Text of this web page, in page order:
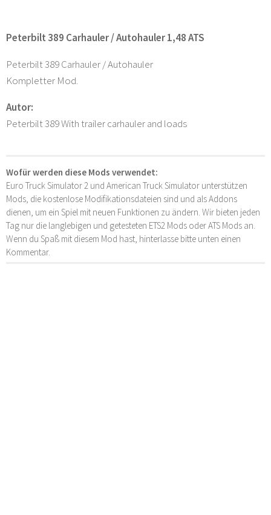
Peterbilt 389 Carhauler / Autohauler 1,48 ATS
Peterbilt 389 Carhauler / Autohauler
Kompletter Mod.
Autor:
Peterbilt 389 With trailer carhauler and loads
Wofür werden diese Mods verwendet:
Euro Truck Simulator 2 und American Truck Simulator unterstützen
Mods, die kostenlose Modifikationsdateien sind und als Addons
dienen, um ein Spiel mit neuen Funktionen zu ändern. Wir bieten jeden
Tag nur die langlebigen und getesteten ETS2 Mods oder ATS Mods an.
Wenn du Spaß mit diesem Mod hast, hinterlasse bitte unten einen
Kommentar.